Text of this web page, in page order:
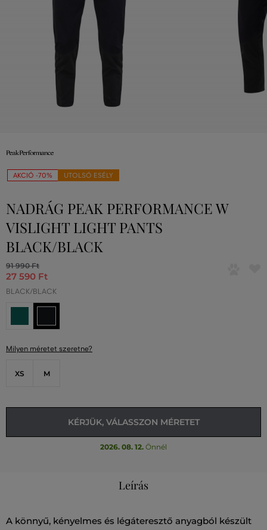
AKCIÓ -70% UTOLSÓ ESÉLY
NADRÁG PEAK PERFORMANCE W
VISLIGHT LIGHT PANTS
BLACK/BLACK
91 990 Ft
27 590 Ft
BLACK/BLACK
Milyen méretet szeretne?
XS M
KÉRJÜK, VÁLASSZON MÉRETET
2026. 08. 12. Önnél
Leírás
A könnyű, kényelmes és légáteresztő anyagból készült